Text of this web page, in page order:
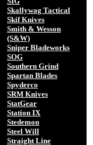
Skallywag Tactical
Skif Knives
Smith & Wesson
(S&W)
Sniper Bladeworks
SOG
Southern Grind
Spartan Blades
Spyderco
SRM Knives
StatGear
Station IX
Stedemon
Steel Will
Straight Line